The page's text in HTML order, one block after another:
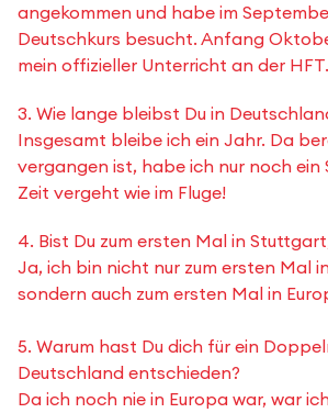
angekommen und habe im
Deutschkurs besucht. Anfang
mein offizieller Unterricht an der HFT.
3. Wie lange bleibst Du in
Insgesamt bleibe ich ein Jahr. Da
vergangen ist, habe ich nur noch ein
Zeit vergeht wie im Fluge!
4. Bist Du zum ersten Mal in
Ja, ich bin nicht nur zum ersten Mal
sondern auch zum ersten Mal in
5. Warum hast Du dich für ein
Deutschland entschieden?
Da ich noch nie in Europa war, war